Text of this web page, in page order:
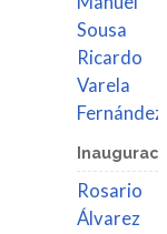
Sousa
Ricardo
Varela
Fernández
Rosario
Álvarez